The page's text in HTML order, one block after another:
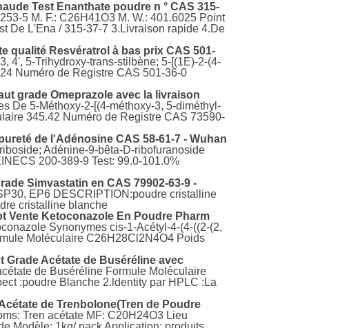
Test Enanthate poudre n ° CAS 315-
5 M. F.: C26H41O3 M. W.: 401.6025 Point
De L'Ena / 315-37-7 3.Livraison rapide 4.De
qualité Resvératrol à bas prix CAS 501-
4', 5-Trihydroxy-trans-stilbène; 5-[(1E)-2-(4-
Numéro de Registre CAS 501-36-0
grade Omeprazole avec la livraison
De 5-Méthoxy-2-[(4-méthoxy-3, 5-diméthyl-
345.42 Numéro de Registre CAS 73590-
de l'Adénosine CAS 58-61-7 - Wuhan
Adénine-9-bêta-D-ribofuranoside
200-389-9 Test: 99.0-101.0%
Simvastatin en CAS 79902-63-9 -
EP6 DESCRIPTION:poudre cristalline
cristalline blanche
Vente Ketoconazole En Poudre Pharm
Synonymes cis-1-Acétyl-4-(4-((2-(2,
Moléculaire C26H28Cl2N4O4 Poids
Grade Acétate de Buséréline avec
de Buséréline Formule Moléculaire
:poudre Blanche 2.ldentity par HPLC :La
de Trenbolone(Tren de Poudre
Tren acétate MF: C20H24O3 Lieu